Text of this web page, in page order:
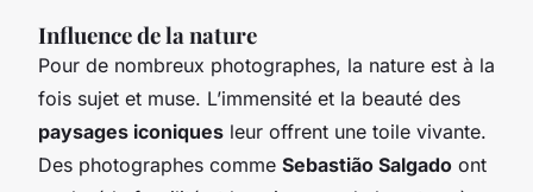
Influence de la nature
Pour de nombreux photographes, la nature est à la
fois sujet et muse. L’immensité et la beauté des
paysages iconiques leur offrent une toile vivante.
Des photographes comme Sebastião Salgado ont